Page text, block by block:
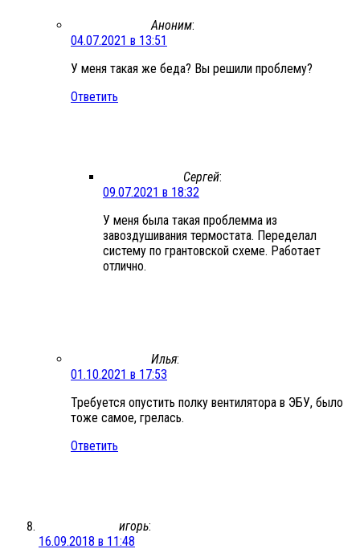
Аноним:
04.07.2021 в 13:51
У меня такая же беда? Вы решили проблему?
Ответить
Сергей:
09.07.2021 в 18:32
У меня была такая проблемма из
завоздушивания термостата. Переделал
систему по грантовской схеме. Работает
отлично.
Илья:
01.10.2021 в 17:53
Требуется опустить полку вентилятора в ЭБУ, было
тоже самое, грелась.
Ответить
игорь:
16.09.2018 в 11:48